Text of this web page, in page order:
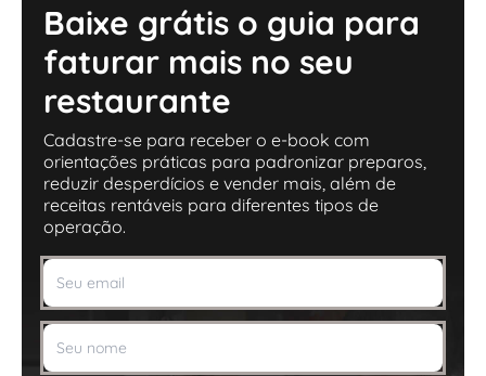
Baixe grátis o guia para
faturar mais no seu
restaurante
Cadastre-se para receber o e-book com
orientações práticas para padronizar preparos,
reduzir desperdícios e vender mais, além de
receitas rentáveis para diferentes tipos de
operação.